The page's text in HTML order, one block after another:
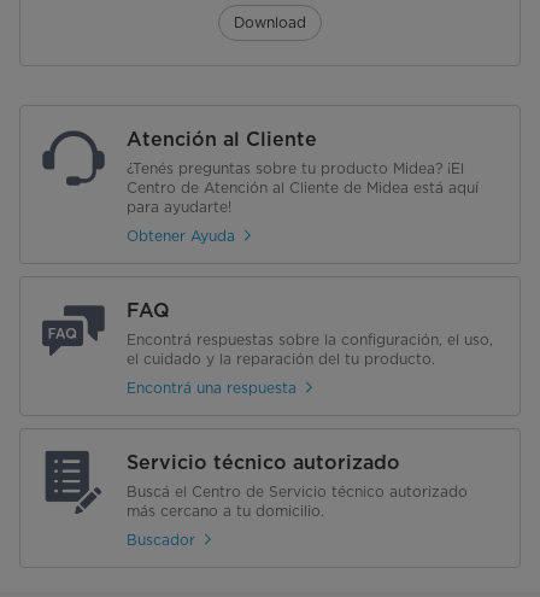
Download
Atención al Cliente
¿Tenés preguntas sobre tu producto Midea? ¡El
Centro de Atención al Cliente de Midea está aquí
para ayudarte!
Obtener Ayuda
FAQ
Encontrá respuestas sobre la configuración, el uso,
el cuidado y la reparación del tu producto.
Encontrá una respuesta
Servicio técnico autorizado
Buscá el Centro de Servicio técnico autorizado
más cercano a tu domicilio.
Buscador